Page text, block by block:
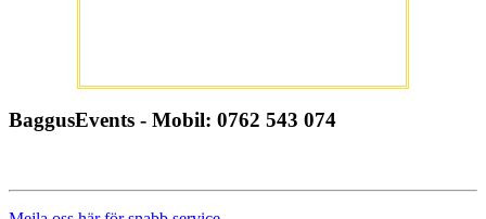
BaggusEvents - Mobil: 0762 543 074